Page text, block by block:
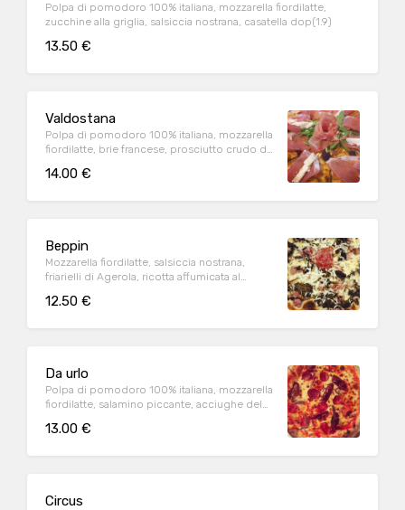
Polpa di pomodoro 100% italiana, mozzarella fiordilatte,
zucchine alla griglia, salsiccia nostrana, casatella dop(1.9)
13.50 €
Valdostana
Polpa di pomodoro 100% italiana, mozzarella
fiordilatte, brie francese, prosciutto crudo di
14.00 €
Beppin
Mozzarella fiordilatte, salsiccia nostrana,
friarielli di Agerola, ricotta affumicata al
12.50 €
Da urlo
Polpa di pomodoro 100% italiana, mozzarella
fiordilatte, salamino piccante, acciughe del
13.00 €
Circus